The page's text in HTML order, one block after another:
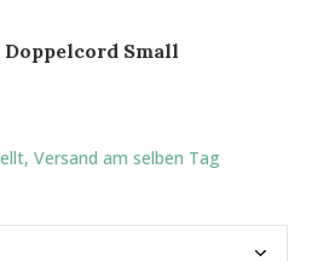
Small
Versand am selben Tag